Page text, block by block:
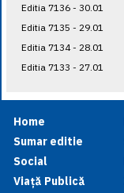
Editia 7136 - 30.01
Editia 7135 - 29.01
Editia 7134 - 28.01
Editia 7133 - 27.01
Home
Sumar editie
Social
Viață Publică